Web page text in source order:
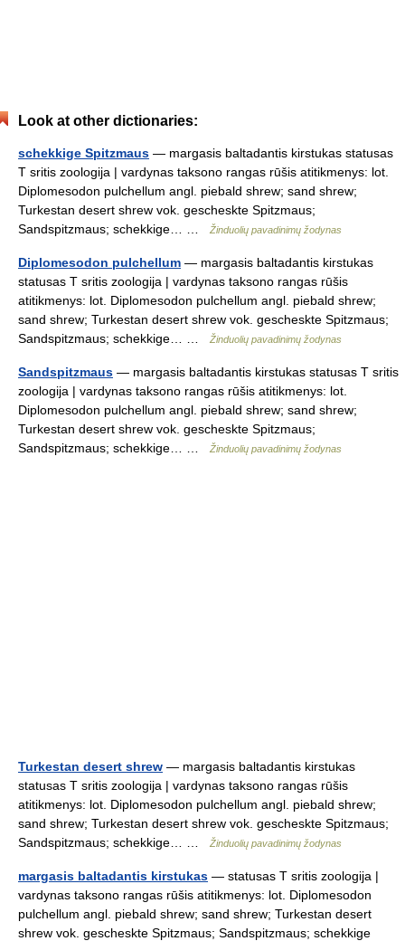
Look at other dictionaries:
schekkige Spitzmaus — margasis baltadantis kirstukas statusas
T sritis zoologija | vardynas taksono rangas rūšis atitikmenys: lot.
Diplomesodon pulchellum angl. piebald shrew; sand shrew;
Turkestan desert shrew vok. gescheskte Spitzmaus;
Sandspitzmaus; schekkige… …
Žinduolių pavadinimų žodynas
Diplomesodon pulchellum — margasis baltadantis kirstukas
statusas T sritis zoologija | vardynas taksono rangas rūšis
atitikmenys: lot. Diplomesodon pulchellum angl. piebald shrew;
sand shrew; Turkestan desert shrew vok. gescheskte Spitzmaus;
Sandspitzmaus; schekkige… …
Žinduolių pavadinimų žodynas
Sandspitzmaus — margasis baltadantis kirstukas statusas T sritis
zoologija | vardynas taksono rangas rūšis atitikmenys: lot.
Diplomesodon pulchellum angl. piebald shrew; sand shrew;
Turkestan desert shrew vok. gescheskte Spitzmaus;
Sandspitzmaus; schekkige… …
Žinduolių pavadinimų žodynas
Turkestan desert shrew — margasis baltadantis kirstukas
statusas T sritis zoologija | vardynas taksono rangas rūšis
atitikmenys: lot. Diplomesodon pulchellum angl. piebald shrew;
sand shrew; Turkestan desert shrew vok. gescheskte Spitzmaus;
Sandspitzmaus; schekkige… …
Žinduolių pavadinimų žodynas
margasis baltadantis kirstukas — statusas T sritis zoologija |
vardynas taksono rangas rūšis atitikmenys: lot. Diplomesodon
pulchellum angl. piebald shrew; sand shrew; Turkestan desert
shrew vok. gescheskte Spitzmaus; Sandspitzmaus; schekkige